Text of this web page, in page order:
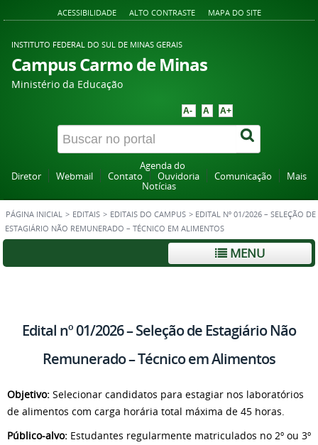
ACESSIBILIDADE ALTO CONTRASTE MAPA DO SITE
INSTITUTO FEDERAL DO SUL DE MINAS GERAIS
Campus Carmo de Minas
Ministério da Educação
A- A A+
Agenda do
Diretor
Webmail Contato Ouvidoria Comunicação
Mais
Notícias
PÁGINA INICIAL > EDITAIS > EDITAIS DO CAMPUS > EDITAL Nº 01/2026 – SELEÇÃO DE
ESTAGIÁRIO NÃO REMUNERADO – TÉCNICO EM ALIMENTOS
MENU
Edital nº 01/2026 – Seleção de Estagiário Não
Remunerado – Técnico em Alimentos
Objetivo: Selecionar candidatos para estagiar nos laboratórios
de alimentos com carga horária total máxima de 45 horas.
Público-alvo: Estudantes regularmente matriculados no 2º ou 3º